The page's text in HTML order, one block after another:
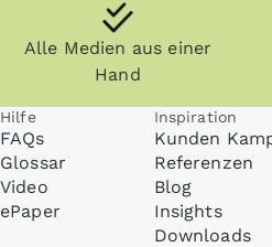
Alle Medien aus einer
Hand
Hilfe
FAQs
Glossar
Video
ePaper
Inspiration
Kunden
Referenzen
Blog
Insights
Downloads